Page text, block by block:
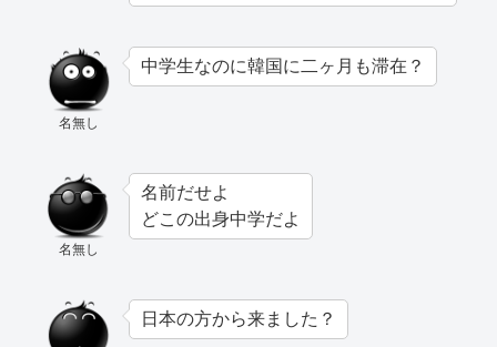
名無し
中学生なのに韓国に二ヶ月も滞在？
名無し
名前だせよ
どこの出身中学だよ
日本の方から来ました？